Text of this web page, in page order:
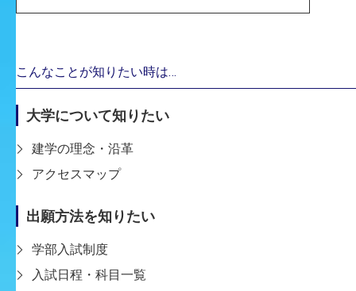
こんなことが知りたい時は…
大学について知りたい
建学の理念・沿革
アクセスマップ
出願方法を知りたい
学部入試制度
入試日程・科目一覧
髙橋
神戸芸工大の先生が高校で授業をしてくれていたん
です。だからもともと親しみはありました。
編集部
実際に入学して良かったなと思った点はあります
髙橋